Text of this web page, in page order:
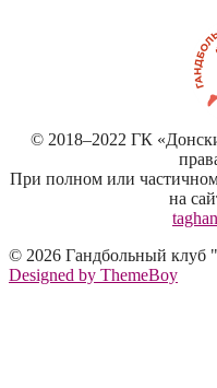
© 2018–2022 ГК
При полном или
на
© 2026 Гандбольный
Designed by ThemeBoy